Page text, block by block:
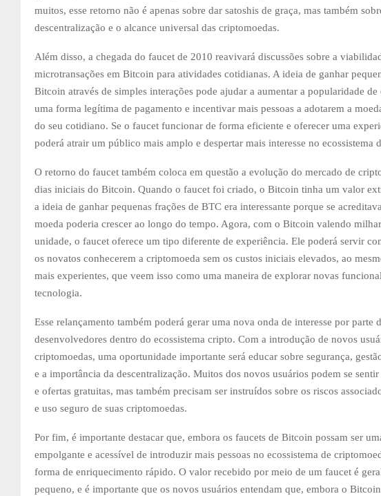
muitos, esse retorno não é apenas sobre dar satoshis de graça, mas também
descentralização e o alcance universal das criptomoedas.
Além disso, a chegada do faucet de 2010 reavivará discussões sobre a
microtransações em Bitcoin para atividades cotidianas. A ideia de ganhar
Bitcoin através de simples interações pode ajudar a aumentar a popularidade
uma forma legítima de pagamento e incentivar mais pessoas a adotarem a
do seu cotidiano. Se o faucet funcionar de forma eficiente e oferecer uma
poderá atrair um público mais amplo e despertar mais interesse no ecossistema
O retorno do faucet também coloca em questão a evolução do mercado de
dias iniciais do Bitcoin. Quando o faucet foi criado, o Bitcoin tinha um valor
a ideia de ganhar pequenas frações de BTC era interessante porque se
moeda poderia crescer ao longo do tempo. Agora, com o Bitcoin valendo
unidade, o faucet oferece um tipo diferente de experiência. Ele poderá servir
os novatos conhecerem a criptomoeda sem os custos iniciais elevados, ao
mais experientes, que veem isso como uma maneira de explorar novas
tecnologia.
Esse relançamento também poderá gerar uma nova onda de interesse por parte
desenvolvedores dentro do ecossistema cripto. Com a introdução de novos
criptomoedas, uma oportunidade importante será educar sobre segurança,
e a importância da descentralização. Muitos dos novos usuários podem se
e ofertas gratuitas, mas também precisam ser instruídos sobre os riscos
e uso seguro de suas criptomoedas.
Por fim, é importante destacar que, embora os faucets de Bitcoin possam ser
empolgante e acessível de introduzir mais pessoas no ecossistema de
forma de enriquecimento rápido. O valor recebido por meio de um faucet é
pequeno, e é importante que os novos usuários entendam que, embora o